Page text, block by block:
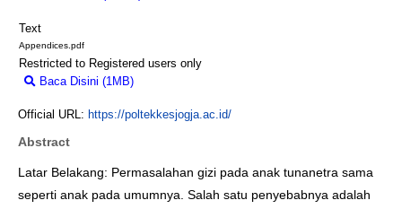
Text
Appendices.pdf
Restricted to Registered users only
Baca Disini (1MB)
Official URL: https://poltekkesjogja.ac.id/
Abstract
Latar Belakang: Permasalahan gizi pada anak tunanetra sama
seperti anak pada umumnya. Salah satu penyebabnya adalah